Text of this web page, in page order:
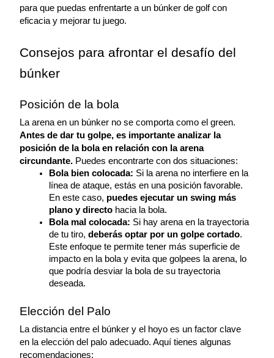
para que puedas enfrentarte a un búnker de golf con
eficacia y mejorar tu juego.
Consejos para afrontar el desafío del
búnker
Posición de la bola
Antes de dar tu golpe, es importante analizar la
posición de la bola en relación con la arena
circundante. Puedes encontrarte con dos situaciones:
Bola bien colocada: Si la arena no interfiere en la
línea de ataque, estás en una posición favorable.
En este caso, puedes ejecutar un swing más
plano y directo hacia la bola.
Bola mal colocada: Si hay arena en la trayectoria
de tu tiro, deberás optar por un golpe cortado.
Este enfoque te permite tener más superficie de
impacto en la bola y evita que golpees la arena, lo
que podría desviar la bola de su trayectoria
deseada.
Elección del Palo
La distancia entre el búnker y el hoyo es un factor clave
en la elección del palo adecuado. Aquí tienes algunas
recomendaciones: